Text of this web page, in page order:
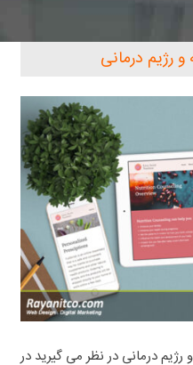
رژیم درمانی
درمانی در نظر می گیرید در